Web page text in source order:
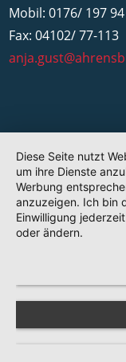
Mobil: 0176/ 197
Fax: 04102/ 77-113
Diese Seite nutzt
um ihre Dienste
Werbung
anzuzeigen. Ich bin
Einwilligung
oder ändern.